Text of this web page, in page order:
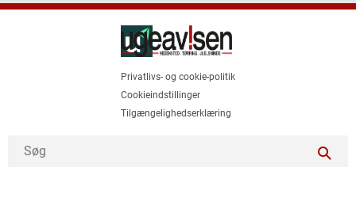
Privatlivs- og cookie-politik
Cookieindstillinger
Tilgængelighedserklæring